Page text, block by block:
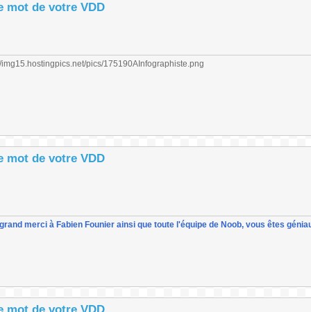
mot de votre VDD
mot de votre VDD
merci à Fabien Founier ainsi que toute l'équipe de Noob, vous êtes